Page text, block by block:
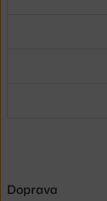
Doprava